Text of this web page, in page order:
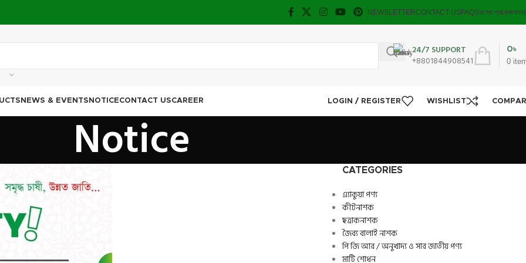
NEWSLETTERCONTACT USFAQSকম্বো প্যাকেজঅফার
24/7 SUPPORT
+8801844908541
0
0৳
NEWS & EVENTS NOTICECONTACT USCAREER LOGIN / REGISTER WISHLIST
Notice CATEGORIES
এ্যাকুয়া পণ্য
কীটনাশক
ছত্রাকনাশক
জৈব্য বালাই নাশক
পি জি আর / অনুখাদ্য ও সার জাতীয় পণ্য
মাটি শোধন